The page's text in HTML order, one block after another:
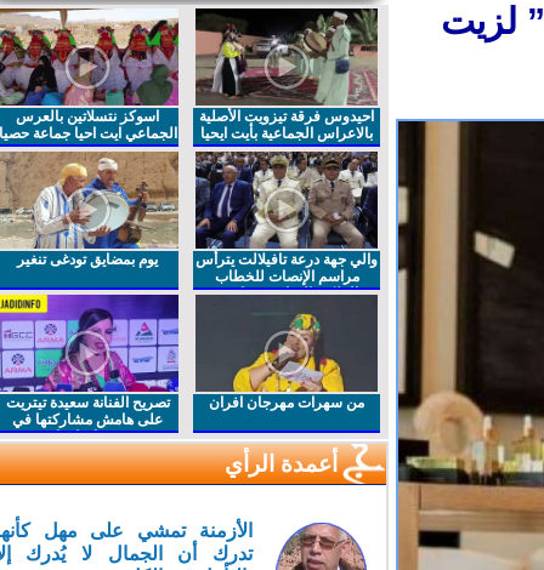
لزيت
احيدوس فرقة تيزويت الأصلية
بالاعراس الجماعية بأيت ايحيا
اسوكز نتسلاتين بالعرس
الجماعي ايت احيا جماعة حصيا
والي جهة درعة تافيلالت يترأس
مراسم الإنصات للخطاب
الملكي السامي بمناسبة
يوم بمضايق تودغى تنغير
من سهرات مهرجان افران
تصريح الفنانة سعيدة تيتريت
على هامش مشاركتها في
مهرجان افران
أعمدة الرأي
الأزمنة تمشي على مهل كأنها
تدرك أن الجمال لا يُدرك إلا